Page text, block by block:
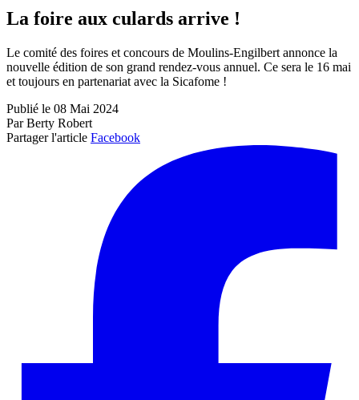
La foire aux culards arrive !
Le comité des foires et concours de Moulins-Engilbert annonce la
nouvelle édition de son grand rendez-vous annuel. Ce sera le 16 mai
et toujours en partenariat avec la Sicafome !
Publié le 08 Mai 2024
Par Berty Robert
Partager l'article Facebook